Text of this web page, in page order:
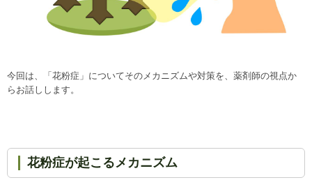
今回は、「花粉症」についてそのメカニズムや対策を、薬剤師の視点か
らお話しします。
花粉症が起こるメカニズム